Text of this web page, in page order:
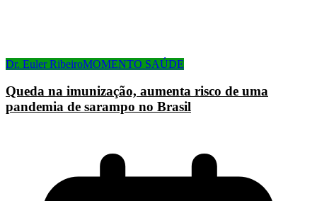
Dr. Euler RibeiroMOMENTO SAÚDE
Queda na imunização, aumenta risco de uma
pandemia de sarampo no Brasil